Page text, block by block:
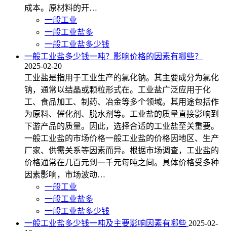
成本。原材料的开…
一般工业
一般工业盐多
一般工业盐多少钱
一般工业盐多少钱一吨？影响价格的因素有哪些？
2025-02-20
工业盐是指用于工业生产的氯化钠。其主要成分为氯化
钠，通常以结晶或颗粒形式在。工业盐广泛应用于化
工、食品加工、制药、冶金等多个领域。其用途包括作
为原料、催化剂、脱水剂等。工业盐的质量直接影响到
下游产品的质量。因此，选择合适的工业盐至关重要。
一般工业盐的市场价格一般工业盐的价格因地区、生产
厂家、供需关系等因素而异。根据市场调查，工业盐的
价格通常在几百元到一千元每吨之间。具体价格受多种
因素影响，市场波动…
一般工业
一般工业盐多
一般工业盐多少钱
一般工业盐多少钱一吨及主要影响因素有哪些 2025-02-